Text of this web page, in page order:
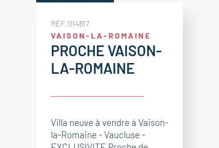
RÉF. 014817
VAISON-LA-ROMAINE
PROCHE VAISON-
LA-ROMAINE
Villa neuve à vendre à Vaison-
la-Romaine - Vaucluse -